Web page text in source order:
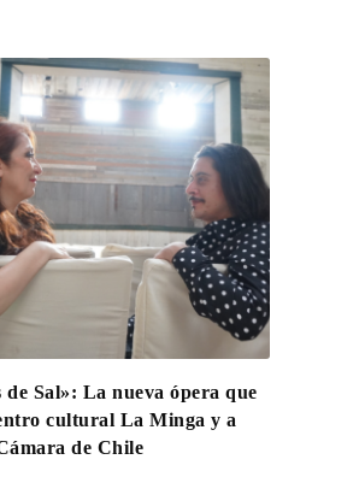
de Sal»: La nueva ópera que
cultural La Minga y a
de Chile